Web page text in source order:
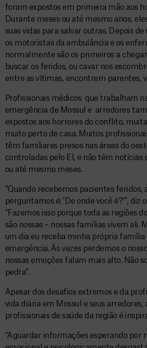
foram expostos em primeira mão aos
Durante meses ou até mesmo anos,
suas vidas para salvar outras. Depois
os motoristas da ambulância e os
normalmente são os primeiros a
buscar os feridos, ou cavar nos
entre as vítimas, encontrem parentes,
Profissionais médicos que trabalham
emergência de Mossul e arredores
expostos aos horrores do conflito,
muito perto de casa. Muitos
têm familiares presos nas áreas do
controladas pelo EI, e não têm notícias
ou até mesmo meses.
“Quando recebemos pacientes feridos,
perguntamos é: ‘De onde você é?’”, diz
“Fazemos isso porque toda as regiões
são nossas – nossas famílias vivem ali.
um dia eu receba minha própria família
emergência. Às vezes perdemos o
nossas emoções falam mais alto. Não
pedra”.
Apesar dos desafios extremos e da
vida diária em Mossul e seus arredores,
profissionais de saúde da região é
“Aguardar informações esperando por